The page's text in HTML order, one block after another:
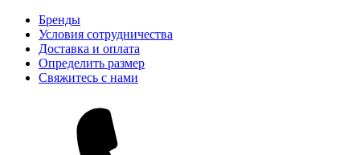
Бренды
Условия сотрудничества
Доставка и оплата
Определить размер
Свяжитесь с нами